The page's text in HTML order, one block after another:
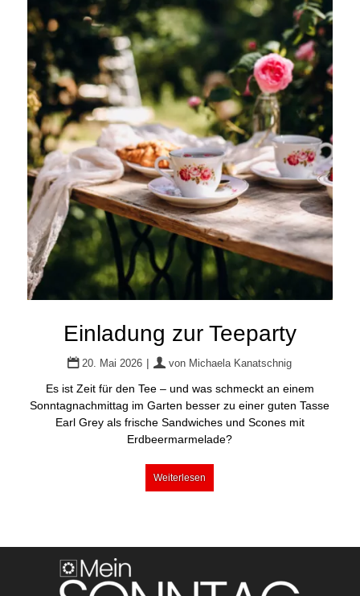
Einladung zur Teeparty
20. Mai 2026 | von Michaela Kanatschnig
Es ist Zeit für den Tee – und was schmeckt an einem
Sonntagnachmittag im Garten besser zu einer guten Tasse
Earl Grey als frische Sandwiches und Scones mit
Erdbeermarmelade?
Weiterlesen